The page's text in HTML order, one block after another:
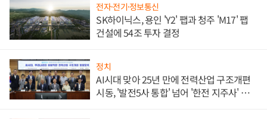
전자·전기·정보통신
SK하이닉스, 용인 'Y2' 팹과 청주 'M17' 팹
건설에 54조 투자 결정
정치
AI시대 맞아 25년 만에 전력산업 구조개편
시동, '발전5사 통합' 넘어 '한전 지주사' 재편